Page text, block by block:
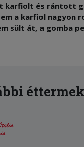
karfiolt és rántott
a karfiol nagyon
sült át, a gomba
nagyon finom is volt.
nagyon gyors
magyaros